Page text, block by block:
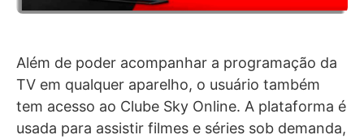
Além de poder acompanhar a programação da
TV em qualquer aparelho, o usuário também
tem acesso ao Clube Sky Online. A plataforma é
usada para assistir filmes e séries sob demanda,